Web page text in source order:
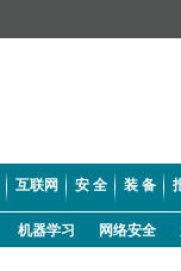
互联网 安 全 装 备
机器学习 网络安全